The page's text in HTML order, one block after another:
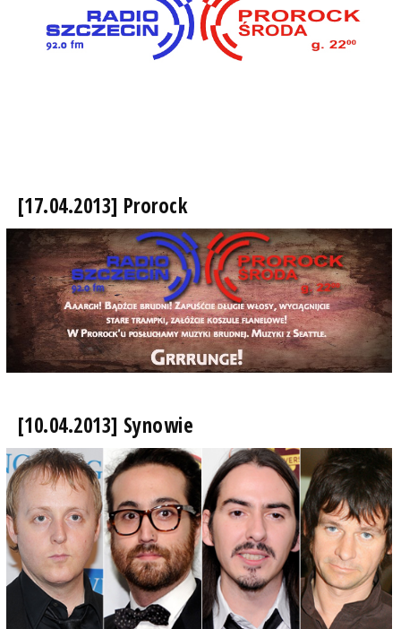
[17.04.2013] Prorock
[10.04.2013] Synowie